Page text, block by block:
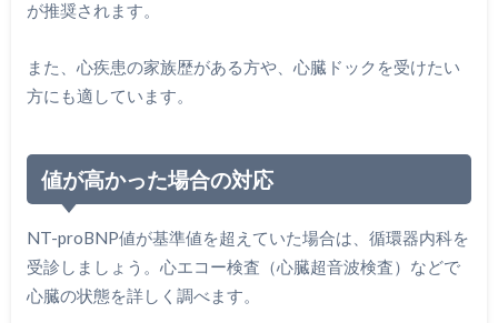
が推奨されます。
また、心疾患の家族歴がある方や、心臓ドックを受けたい
方にも適しています。
値が高かった場合の対応
NT-proBNP値が基準値を超えていた場合は、循環器内科を
受診しましょう。心エコー検査（心臓超音波検査）などで
心臓の状態を詳しく調べます。